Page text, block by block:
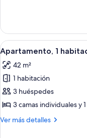
(2
Adults
+
2
Children)
1
habitación,
balcón
Adults
+
Children)
Abrir
todas
las
fotos
de
Apartamento,
1
7
Apartamento, 1
42 m²
1 habitación
3 huéspedes
3 camas individuales y
Ver más detalles
Más